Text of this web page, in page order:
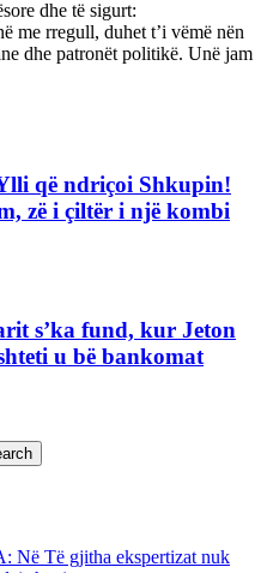
dhe të sigurt:
me rregull, duhet t’i vëmë nën
dhe patronët politikë. Unë jam
që ndriçoi Shkupin!
zë i çiltër i një kombi
s’ka fund, kur Jeton
u bë bankomat
Në Të gjitha ekspertizat nuk